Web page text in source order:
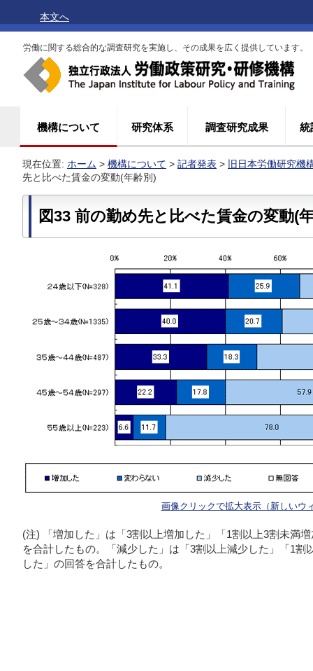
本文へ
労働に関する総合的な調査研究を実施し、その成果を広く提供しています。
機構について 研究体系 調査研究成果 統
現在位置: ホーム > 機構について > 記者発表 > 旧日本労働研究機
先と比べた賃金の変動(年齢別)
図33 前の勤め先と比べた賃金の変動(
画像クリックで拡大表示（新しいウ
(注) 「増加した」は「3割以上増加した」「1割以上3割未満
を合計したもの。「減少した」は「3割以上減少した」「1割
した」の回答を合計したもの。